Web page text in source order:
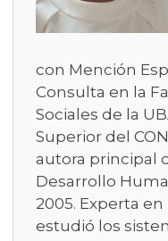
con Mención
Consulta en la
Sociales de la
Superior del
autora principal
Desarrollo
2005. Experta
estudió los